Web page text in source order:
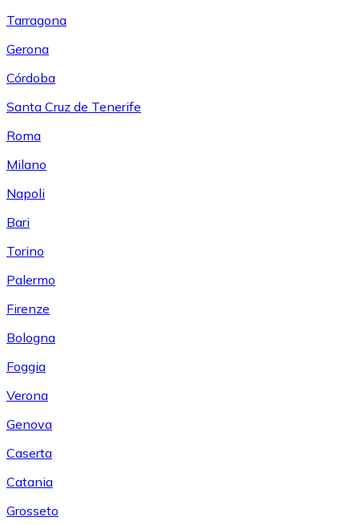
Tarragona
Gerona
Córdoba
Santa Cruz de Tenerife
Roma
Milano
Napoli
Bari
Torino
Palermo
Firenze
Bologna
Foggia
Verona
Genova
Caserta
Catania
Grosseto